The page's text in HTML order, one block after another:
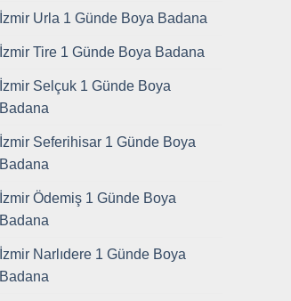
İzmir Urla 1 Günde Boya Badana
İzmir Tire 1 Günde Boya Badana
İzmir Selçuk 1 Günde Boya
Badana
İzmir Seferihisar 1 Günde Boya
Badana
İzmir Ödemiş 1 Günde Boya
Badana
İzmir Narlıdere 1 Günde Boya
Badana